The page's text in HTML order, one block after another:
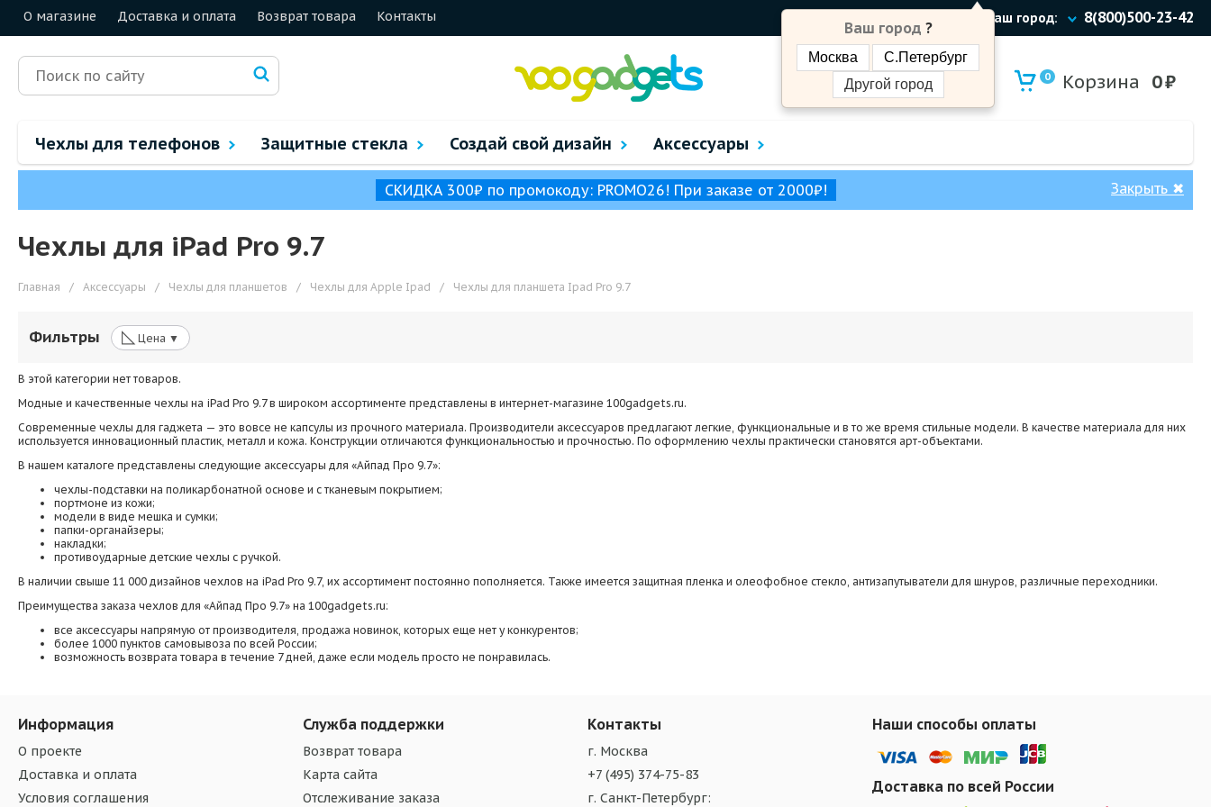
О магазине Доставка и оплата Возврат товара Контакты Ваш город:
Ваш город ?
Москва
С.Петербург
Другой город
8(800)500-23-42
0 Корзина 0₽
Чехлы для телефонов Защитные стекла Создай свой дизайн Аксессуары
СКИДКА 300₽ по промокоду: PROMO26! При заказе от 2000₽! Закрыть ✖
Чехлы для iPad Pro 9.7
Главная / Аксессуары / Чехлы для планшетов / Чехлы для Apple Ipad / Чехлы для планшета Ipad Pro 9.7
Фильтры ◺ Цена ▼
В этой категории нет товаров.
Модные и качественные чехлы на iPad Pro 9.7 в широком ассортименте представлены в интернет-магазине 100gadgets.ru.
Современные чехлы для гаджета — это вовсе не капсулы из прочного материала. Производители аксессуаров предлагают легкие, функциональные и в то же время стильные модели. В качестве материала для них
используется инновационный пластик, металл и кожа. Конструкции отличаются функциональностью и прочностью. По оформлению чехлы практически становятся арт-объектами.
В нашем каталоге представлены следующие аксессуары для «Айпад Про 9.7»:
чехлы-подставки на поликарбонатной основе и с тканевым покрытием;
портмоне из кожи;
модели в виде мешка и сумки;
папки-органайзеры;
накладки;
противоударные детские чехлы с ручкой.
В наличии свыше 11 000 дизайнов чехлов на iPad Pro 9.7, их ассортимент постоянно пополняется. Также имеется защитная пленка и олеофобное стекло, антизапутыватели для шнуров, различные переходники.
Преимущества заказа чехлов для «Айпад Про 9.7» на 100gadgets.ru:
все аксессуары напрямую от производителя, продажа новинок, которых еще нет у конкурентов;
более 1000 пунктов самовывоза по всей России;
возможность возврата товара в течение 7 дней, даже если модель просто не понравилась.
Информация
О проекте
Доставка и оплата
Условия соглашения
Служба поддержки
Возврат товара
Карта сайта
Отслеживание заказа
Контакты
г. Москва
+7 (495) 374-75-83
г. Санкт-Петербург:
Наши способы оплаты
Доставка по всей России